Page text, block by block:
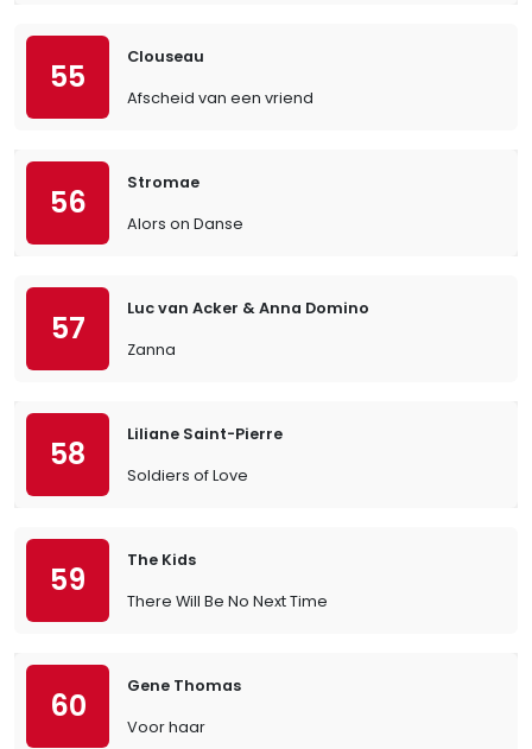
55
Clouseau
Afscheid van een vriend
56
Stromae
Alors on Danse
57
Luc van Acker & Anna Domino
Zanna
58
Liliane Saint-Pierre
Soldiers of Love
59
The Kids
There Will Be No Next Time
60
Gene Thomas
Voor haar